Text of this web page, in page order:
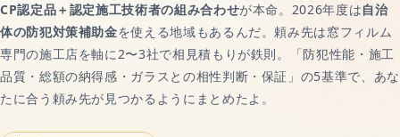
AIチャットおすすめ
画像生成AI
CP認定品＋認定施工技術者の組み合わせが本命。2026年度は自治
体の防犯対策補助金を使える地域もあるんだ。頼み先は窓フィルム
専門の施工店を軸に2〜3社で相見積もりが鉄則。「防犯性能・施工
品質・総額の納得感・ガラスとの相性判断・保証」の5基準で、あな
たに合う頼み先が見つかるようにまとめたよ。